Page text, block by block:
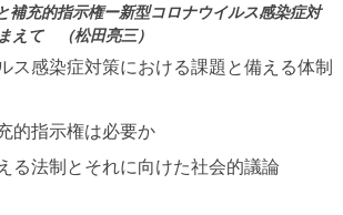
充的指示権ー新型コロナウイルス感染症対
えて
松田亮三
ス感染症対策における課題と備える体制
的指示権は必要か
る法制とそれに向けた社会的議論